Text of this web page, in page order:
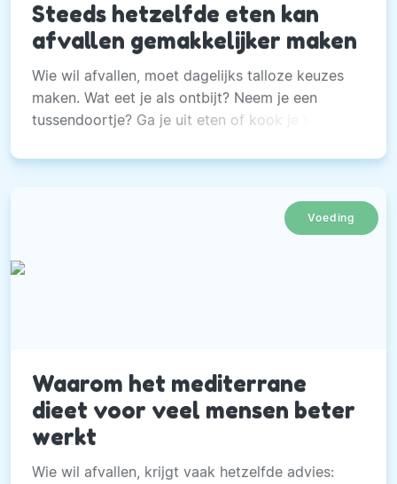
Steeds hetzelfde eten kan
afvallen gemakkelijker maken
Wie wil afvallen, moet dagelijks talloze keuzes
maken. Wat eet je als ontbijt? Neem je een
tussendoortje? Ga je uit eten of kook je thuis?
Voeding
Waarom het mediterrane
dieet voor veel mensen beter
werkt
Wie wil afvallen, krijgt vaak hetzelfde advies: